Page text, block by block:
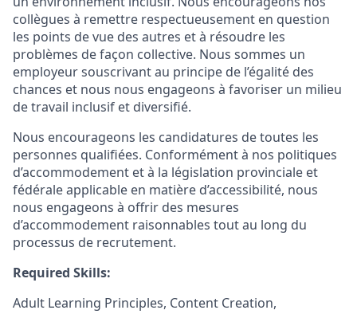
collègues à remettre respectueusement en question
les points de vue des autres et à résoudre les
problèmes de façon collective. Nous sommes un
employeur souscrivant au principe de l’égalité des
chances et nous nous engageons à favoriser un milieu
de travail inclusif et diversifié.
Nous encourageons les candidatures de toutes les
personnes qualifiées. Conformément à nos politiques
d’accommodement et à la législation provinciale et
fédérale applicable en matière d’accessibilité, nous
nous engageons à offrir des mesures
d’accommodement raisonnables tout au long du
processus de recrutement.
Required Skills:
Adult Learning Principles, Content Creation,